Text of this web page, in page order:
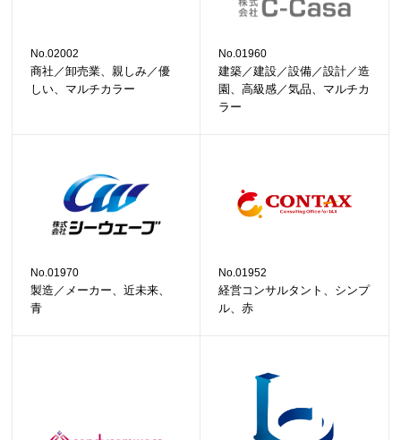
No.02002
商社／卸売業、親しみ／優
しい、マルチカラー
No.01960
建築／建設／設備／設計／造
園、高級感／気品、マルチカ
ラー
No.01970
製造／メーカー、近未来、
青
No.01952
経営コンサルタント、シンプ
ル、赤